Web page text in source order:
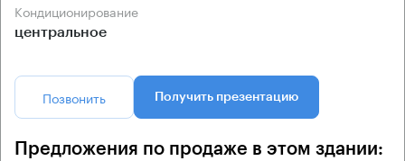
Кондиционирование
центральное
Позвонить Получить презентацию
Предложения по продаже в этом здании: